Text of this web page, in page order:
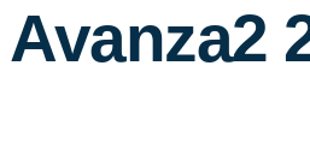
Avanza2